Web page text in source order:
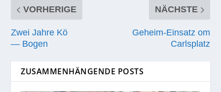
VORHERIGE
Zwei Jahre Kö
— Bogen
NÄCHSTE
Geheim-Einsatz om
Carlsplatz
ZUSAMMENHÄNGENDE POSTS